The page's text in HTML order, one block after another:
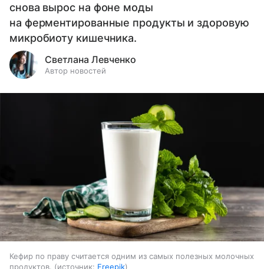
снова вырос на фоне моды
на ферментированные продукты и здоровую
микробиоту кишечника.
Светлана Левченко
Автор новостей
Кефир по праву считается одним из самых полезных молочных
продуктов.
источник: Freepik